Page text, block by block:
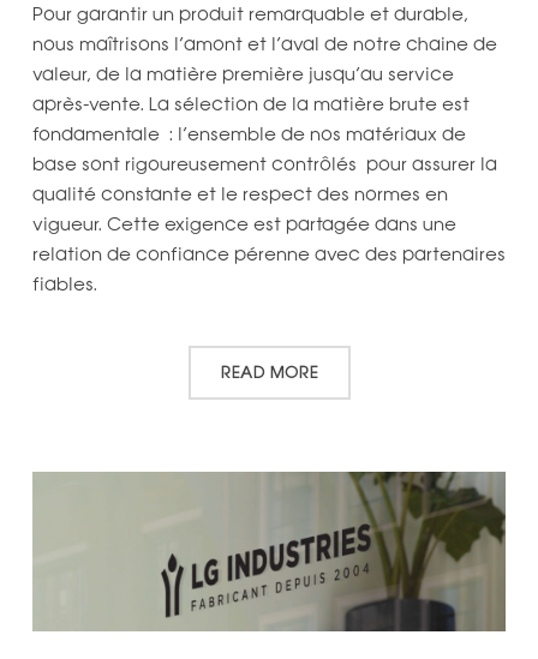
Pour garantir un produit remarquable et durable,
nous maîtrisons l’amont et l’aval de notre chaine de
valeur, de la matière première jusqu’au service
après-vente. La sélection de la matière brute est
fondamentale : l’ensemble de nos matériaux de
base sont rigoureusement contrôlés pour assurer la
qualité constante et le respect des normes en
vigueur. Cette exigence est partagée dans une
relation de confiance pérenne avec des partenaires
fiables.
READ MORE